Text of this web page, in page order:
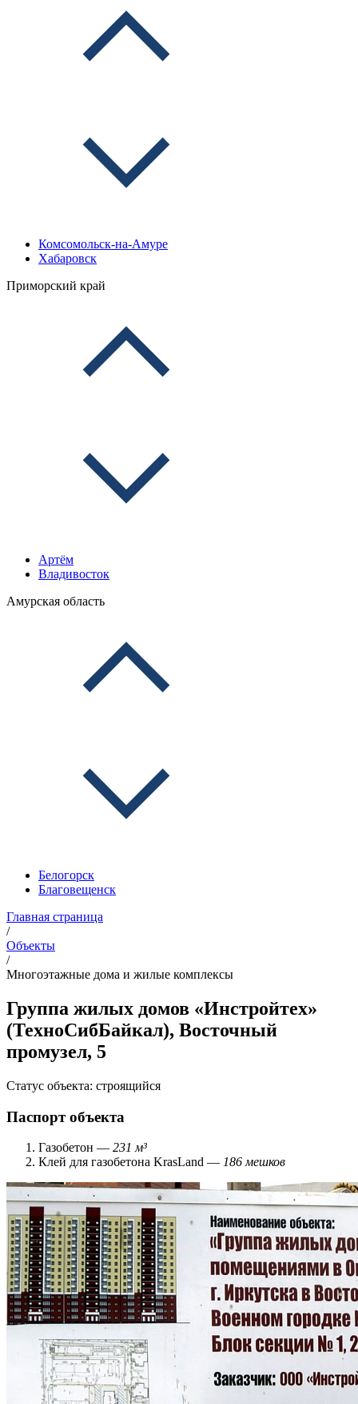
Комсомольск-на-Амуре
Хабаровск
Приморский край
Артём
Владивосток
Амурская область
Белогорск
Благовещенск
Главная страница
/
Объекты
/
Многоэтажные дома и жилые комплексы
Группа жилых домов «Инстройтех»
(ТехноСибБайкал), Восточный
промузел, 5
Статус объекта: строящийся
Паспорт объекта
Газобетон — 231 м³
Клей для газобетона KrasLand — 186 мешков